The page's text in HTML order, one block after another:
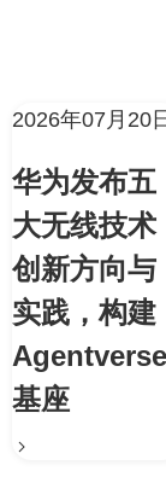
2026年07月20
华为发布五
大无线技术
创新方向与
实践，构建
Agentverse
基座